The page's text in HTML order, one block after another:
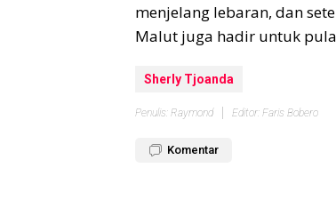
menjelang lebaran, dan
Malut juga hadir untuk
Sherly Tjoanda
Penulis: Raymond Editor: Faris Bobero
Komentar